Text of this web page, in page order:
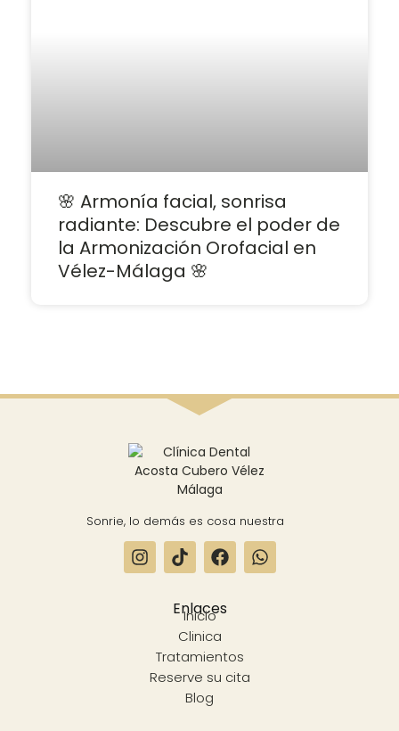
🌸 Armonía facial, sonrisa
radiante: Descubre el poder de
la Armonización Orofacial en
Vélez-Málaga 🌸
Sonrie, lo demás es cosa nuestra
Enlaces
Inicio
Clinica
Tratamientos
Reserve su cita
Blog